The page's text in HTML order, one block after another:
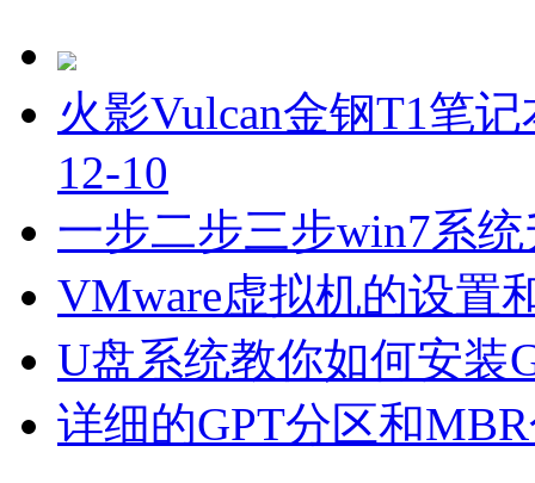
火影Vulcan金钢T1笔
12-10
一步二步三步win7系
VMware虚拟机的设置
U盘系统教你如何安装
详细的GPT分区和